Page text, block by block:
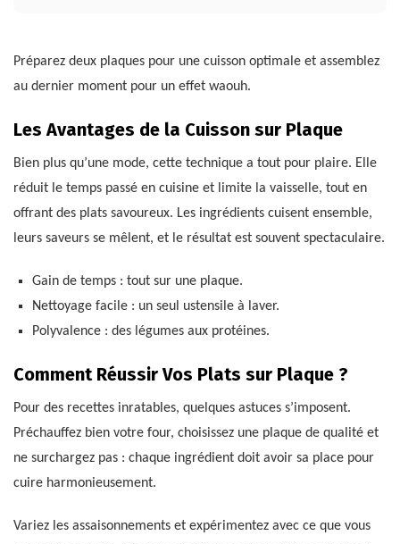
Préparez deux plaques pour une cuisson optimale et assemblez
au dernier moment pour un effet waouh.
Les Avantages de la Cuisson sur Plaque
Bien plus qu’une mode, cette technique a tout pour plaire. Elle
réduit le temps passé en cuisine et limite la vaisselle, tout en
offrant des plats savoureux. Les ingrédients cuisent ensemble,
leurs saveurs se mêlent, et le résultat est souvent spectaculaire.
Gain de temps : tout sur une plaque.
Nettoyage facile : un seul ustensile à laver.
Polyvalence : des légumes aux protéines.
Comment Réussir Vos Plats sur Plaque ?
Pour des recettes inratables, quelques astuces s’imposent.
Préchauffez bien votre four, choisissez une plaque de qualité et
ne surchargez pas : chaque ingrédient doit avoir sa place pour
cuire harmonieusement.
Variez les assaisonnements et expérimentez avec ce que vous